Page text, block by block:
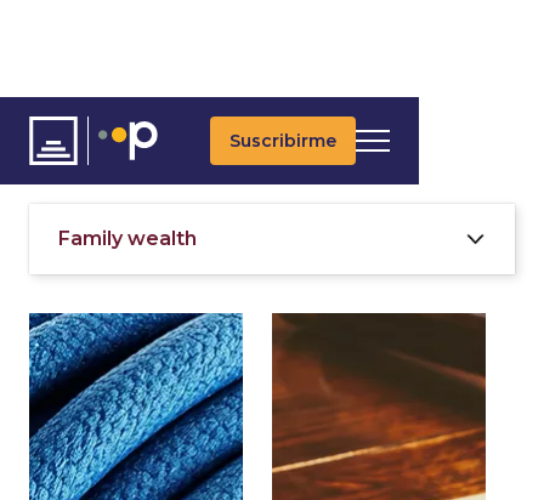
Suscribirme
Temáticas
Family wealth